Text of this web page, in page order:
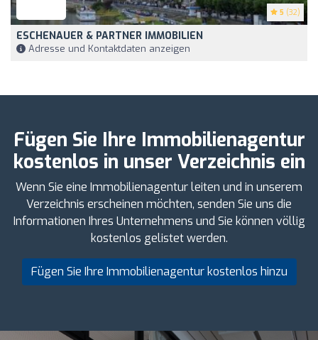
5 (32)
ESCHENAUER & PARTNER IMMOBILIEN
Adresse und Kontaktdaten anzeigen
Fügen Sie Ihre Immobilienagentur
kostenlos in unser Verzeichnis ein
Wenn Sie eine Immobilienagentur leiten und in unserem
Verzeichnis erscheinen möchten, senden Sie uns die
Informationen Ihres Unternehmens und Sie können völlig
kostenlos gelistet werden.
Fügen Sie Ihre Immobilienagentur kostenlos hinzu